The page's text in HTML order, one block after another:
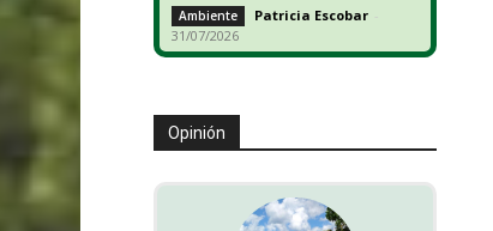
Ambiente Patricia Escobar -
31/07/2026
Opinión